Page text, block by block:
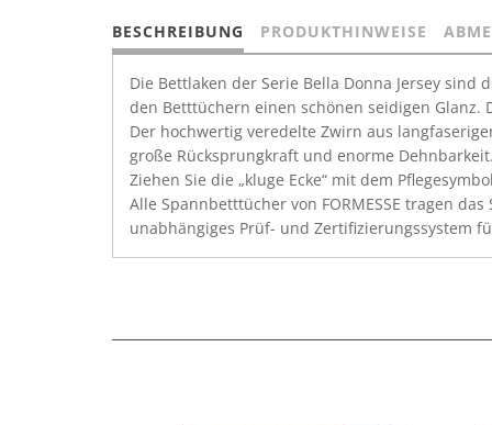
BESCHREIBUNG PRODUKTHINWEISE
Die Bettlaken der Serie Bella Donna Jersey
den Betttüchern einen schönen seidigen
Der hochwertig veredelte Zwirn aus
große Rücksprungkraft und enorme
Ziehen Sie die „kluge Ecke“ mit dem
Alle Spannbetttücher von FORMESSE tragen
unabhängiges Prüf- und Zertifizierungssystem